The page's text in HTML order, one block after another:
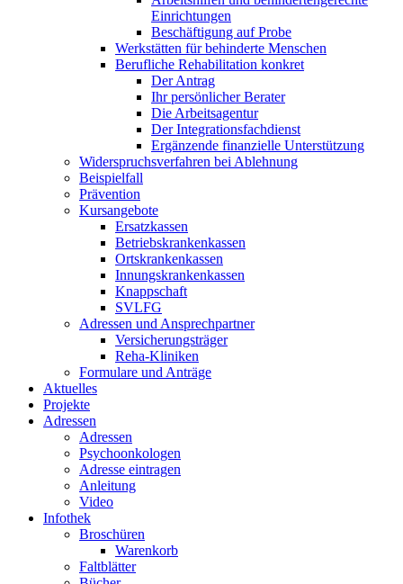
Einrichtungen
Beschäftigung auf Probe
Werkstätten für behinderte Menschen
Berufliche Rehabilitation konkret
Der Antrag
Ihr persönlicher Berater
Die Arbeitsagentur
Der Integrationsfachdienst
Ergänzende finanzielle Unterstützung
Widerspruchsverfahren bei Ablehnung
Beispielfall
Prävention
Kursangebote
Ersatzkassen
Betriebskrankenkassen
Ortskrankenkassen
Innungskrankenkassen
Knappschaft
SVLFG
Adressen und Ansprechpartner
Versicherungsträger
Reha-Kliniken
Formulare und Anträge
Aktuelles
Projekte
Adressen
Adressen
Psychoonkologen
Adresse eintragen
Anleitung
Video
Infothek
Broschüren
Warenkorb
Faltblätter